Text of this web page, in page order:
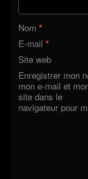
Nom *
E-mail *
Site web
Enregistrer mon
mon e-mail et
site dans le
navigateur pour